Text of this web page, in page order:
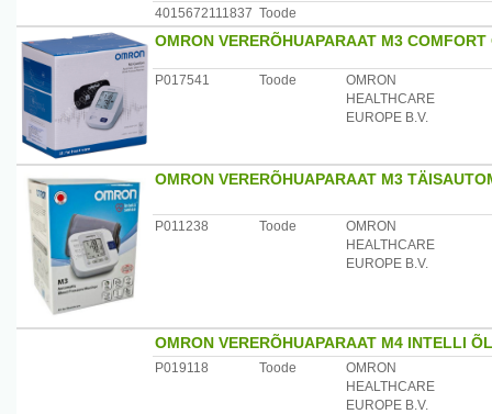
Garantii: 2 aastat ostukuupäevast alates
Tootjariik: Jaapan
Maaletooja AS Mefo tel.6707077
4015672111837 Toode
OMRON VERERÕHUAPARAAT M3
P017541 Toode
OMRON
HEALTHCARE
EUROPE B.V.
OMRON VERERÕHUAPARAAT M3
P011238 Toode
OMRON
HEALTHCARE
EUROPE B.V.
OMRON VERERÕHUAPARAAT M4 INTELLI
P019118 Toode
OMRON
HEALTHCARE
EUROPE B.V.